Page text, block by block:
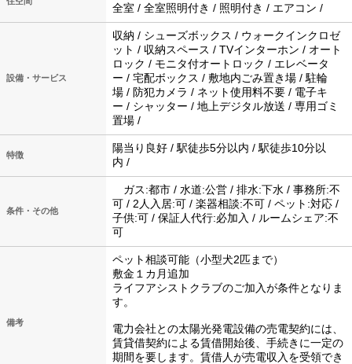
全室 / 全室照明付き / 照明付き / エアコン /
設備・サービス
収納 / シューズボックス / ウォークインクロゼ
ット / 収納スペース / TVインターホン / オート
ロック / モニタ付オートロック / エレベータ
ー / 宅配ボックス / 敷地内ごみ置き場 / 駐輪
場 / 防犯カメラ / ネット使用料不要 / 電子キ
ー / シャッター / 地上デジタル放送 / 専用ゴミ
置場 /
特徴
陽当り良好 / 駅徒歩5分以内 / 駅徒歩10分以
内 /
条件・その他
ガス:都市 / 水道:公営 / 排水:下水 / 事務所:不
可 / 2人入居:可 / 楽器相談:不可 / ペット:対応 /
子供:可 / 保証人代行:必加入 / ルームシェア:不
可
備考
ペット相談可能（小型犬2匹まで）
敷金１カ月追加
ライフアシストクラブのご加入が条件となりま
す。
電力会社との太陽光発電設備の売電契約には、
賃貸借契約による賃借開始後、手続きに一定の
期間を要します。賃借人が売電収入を受領でき